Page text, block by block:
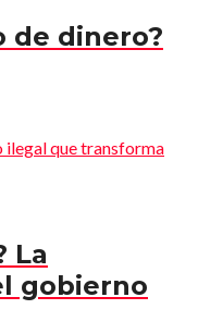
de dinero?
ilegal que transforma
La
gobierno